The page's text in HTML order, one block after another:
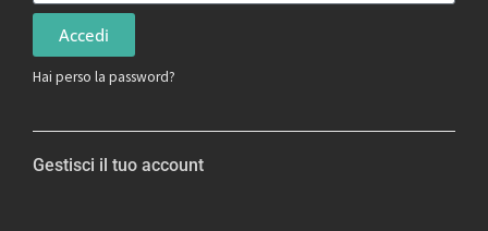
Accedi
Hai perso la password?
Gestisci il tuo account